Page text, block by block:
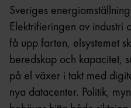
Sveriges
Elektrifieringen av industri
få upp farten, elsystemet
beredskap och kapacitet,
på el växer i takt med
nya datacenter. Politik,